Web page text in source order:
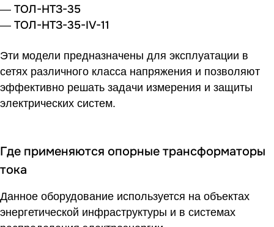
— ТОЛ-НТЗ-35
— ТОЛ-НТЗ-35-IV-11
Эти модели предназначены для эксплуатации в
сетях различного класса напряжения и позволяют
эффективно решать задачи измерения и защиты
электрических систем.
Где применяются опорные трансформаторы
тока
Данное оборудование используется на объектах
энергетической инфраструктуры и в системах